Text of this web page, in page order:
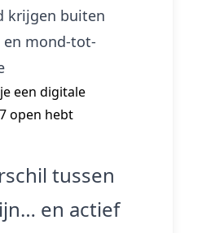
krijgen buiten
mond-tot-
een digitale
open hebt
tussen
en actief